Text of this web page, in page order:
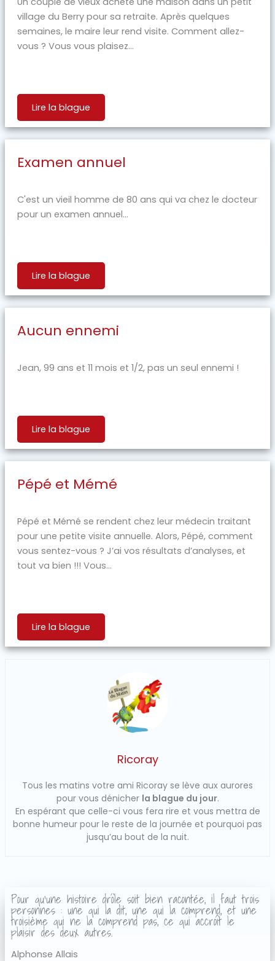
village du Berry pour sa retraite. Après quelques
semaines, le maire leur rend visite. Comment allez-
vous ? Vous vous plaisez...
Lire la blague
Examen annuel
C'est un vieil homme de 80 ans qui va chez le docteur
pour un examen annuel...
Lire la blague
Aucun ennemi
Jean, 99 ans et 11 mois et 1/2, pas un seul ennemi !
Lire la blague
Pépé et Mémé
Pépé et Mémé se rendent chez leur médecin traitant
pour une petite visite annuelle. Alors, Pépé, comment
vous sentez-vous ? J’ai vos résultats d’analyses, et
tout va bien !!! Vous...
Lire la blague
Ricoray
Tous les matins votre ami Ricoray se lève aux aurores
pour vous dénicher la blague du jour.
En espérant que celle-ci vous fera rire et vous mettra de
bonne humeur pour le reste de la journée et pourquoi pas
jusqu’au bout de la nuit.
Pour qu'une histoire drôle soit bien racontée, il faut trois
personnes : une qui la dit, une qui la comprend, et une
troisième qui ne la comprend pas, ce qui accroît le
plaisir des deux autres.
Alphonse Allais